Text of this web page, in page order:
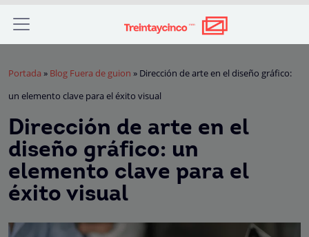
Portada » Blog Fuera de guion » Dirección de arte en el diseño gráfico:
un elemento clave para el éxito visual
Dirección de arte en el
diseño gráfico: un
elemento clave para el
éxito visual